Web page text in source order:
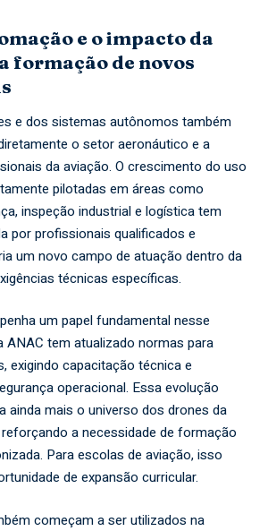
e o impacto da
formação de novos
e dos sistemas autônomos também
o setor aeronáutico e a
da aviação. O crescimento do uso
pilotadas em áreas como
inspeção industrial e logística tem
por profissionais qualificados e
um novo campo de atuação dentro da
técnicas específicas.
um papel fundamental nesse
ANAC tem atualizado normas para
exigindo capacitação técnica e
operacional. Essa evolução
ainda mais o universo dos drones da
a necessidade de formação
Para escolas de aviação, isso
de expansão curricular.
começam a ser utilizados na